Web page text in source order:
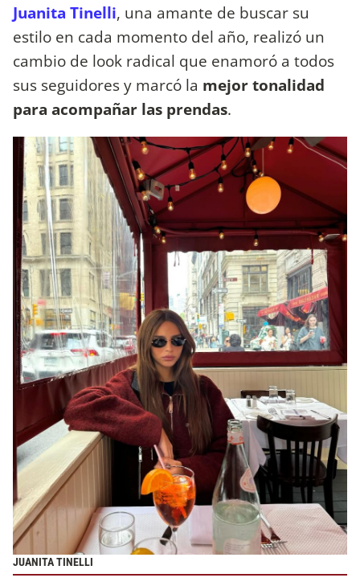
Juanita Tinelli, una amante de buscar su
estilo en cada momento del año, realizó un
cambio de look radical que enamoró a todos
sus seguidores y marcó la mejor tonalidad
para acompañar las prendas.
JUANITA TINELLI